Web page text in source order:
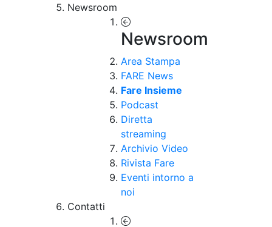
Newsroom
Newsroom
Area Stampa
FARE News
Fare Insieme
Podcast
Diretta
streaming
Archivio Video
Rivista Fare
Eventi intorno a
noi
Contatti